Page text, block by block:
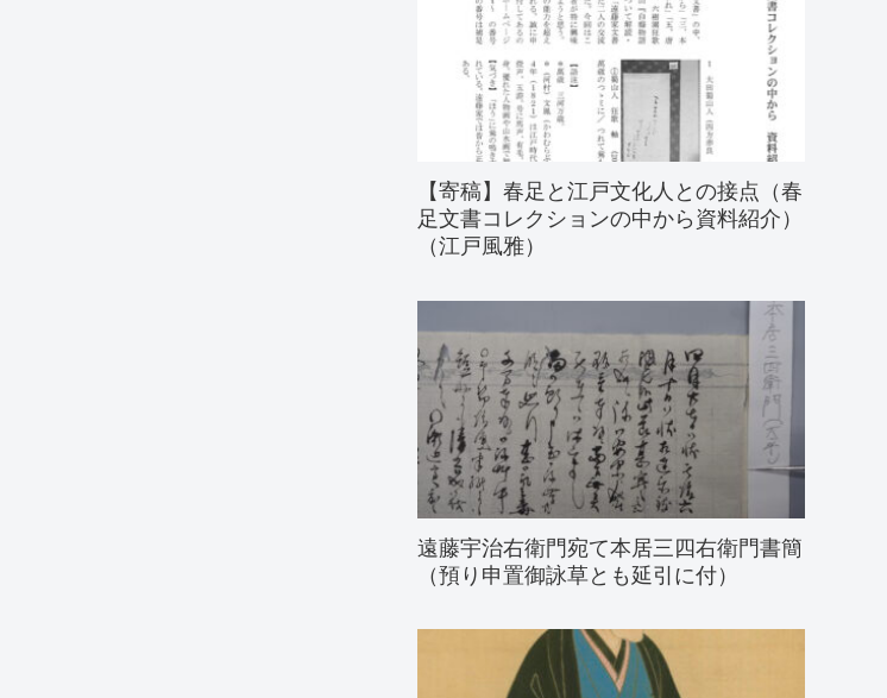
【寄稿】春足と江戸文化人との接点（春
足文書コレクションの中から資料紹介）
（江戸風雅）
遠藤宇治右衛門宛て本居三四右衛門書簡
（預り申置御詠草とも延引に付）